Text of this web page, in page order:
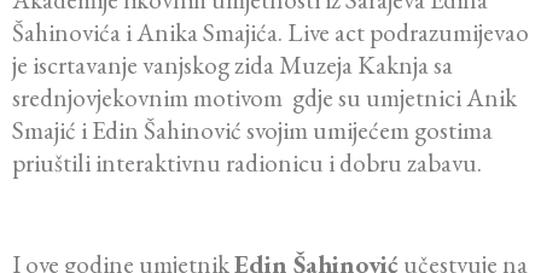
Šahinovića i Anika Smajića. Live act podrazumijevao
je iscrtavanje vanjskog zida Muzeja Kaknja sa
srednjovjekovnim motivom gdje su umjetnici Anik
Smajić i Edin Šahinović svojim umijećem gostima
priuštili interaktivnu radionicu i dobru zabavu.
I ove godine umjetnikEdin Šahinović učestvuje na